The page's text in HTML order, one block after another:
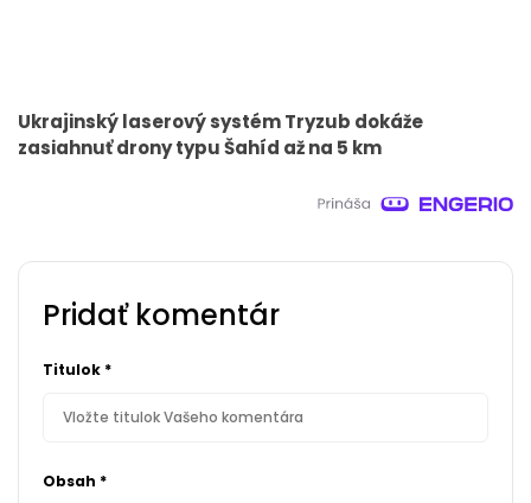
Ukrajinský laserový systém Tryzub dokáže
zasiahnuť drony typu Šahíd až na 5 km
Pridať komentár
Titulok *
Obsah *